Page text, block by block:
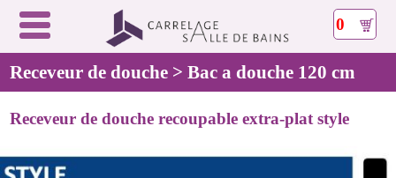
0
Receveur de douche > Bac a douche 120 cm
Receveur de douche recoupable extra-plat style